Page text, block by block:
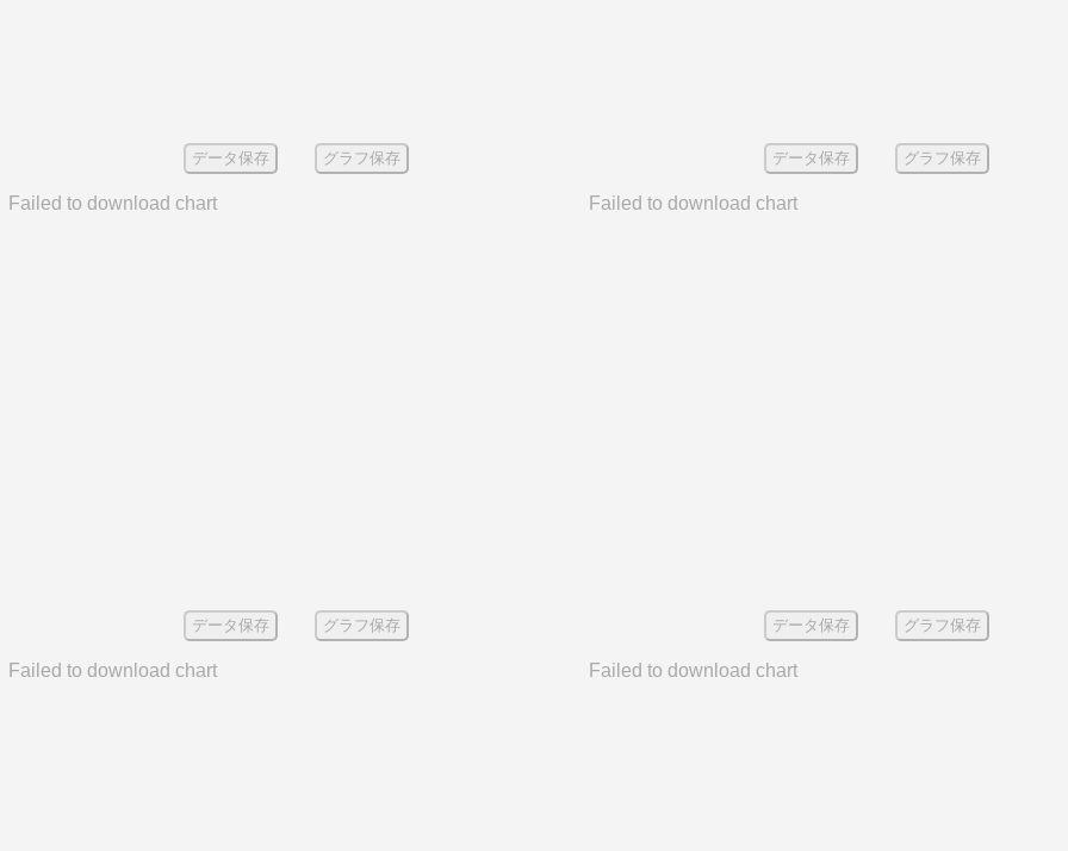
データ保存 グラフ保存 データ保存 グラフ保存
Failed to download chart
データ保存 グラフ保存
Failed to download chart
データ保存 グラフ保存
Failed to download chart Failed to download chart